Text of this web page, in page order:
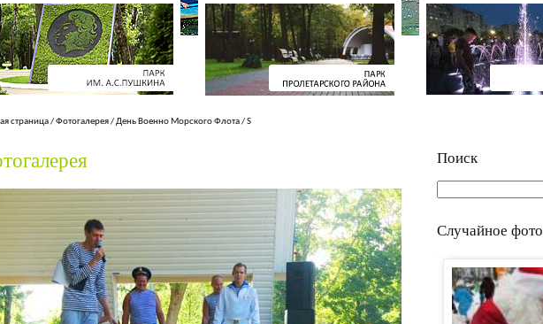
страница/Фотогалерея/День Военно Морского Флота/S
Поиск
Случайное фото